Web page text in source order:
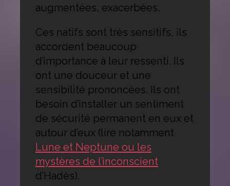
augmentées, exacerbées.
Ces natifs sont très sensitifs, ils
accordent beaucoup
d’importance à leur ressenti. Ils
ont une douceur et une
sensibilité prononcées. Ils ont
besoin d’installer un sentiment
de sécurité permanent en eux et
autour d’eux (lire notamment
Lune et Neptune ou les
mystères de l’inconscient
d’Hadès).